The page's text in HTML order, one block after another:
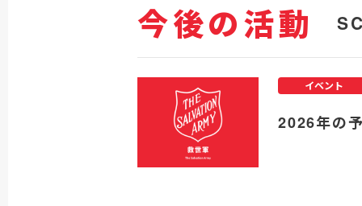
今後の活動
2026年の
イベント